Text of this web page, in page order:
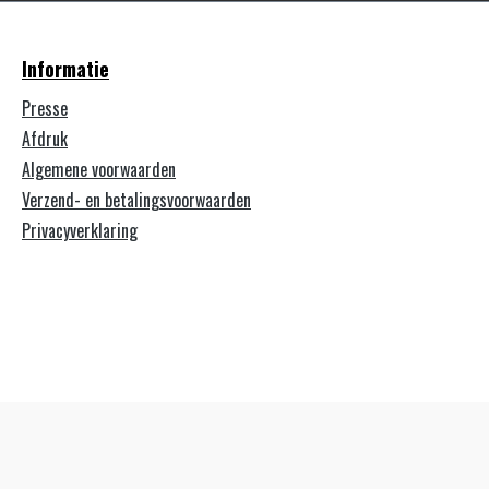
Informatie
Presse
Afdruk
Algemene voorwaarden
Verzend- en betalingsvoorwaarden
Privacyverklaring